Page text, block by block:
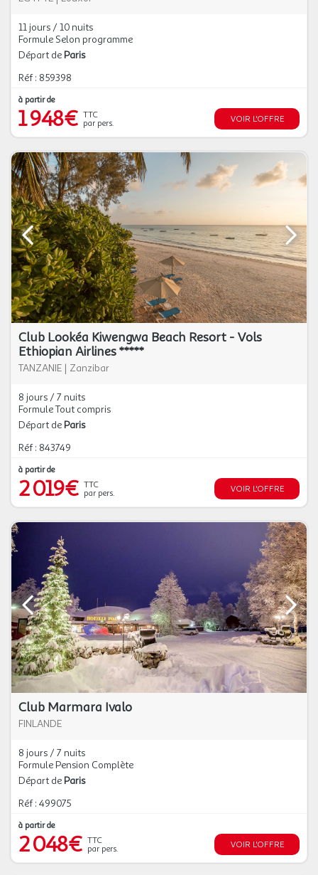
11 jours / 10 nuits
Formule Selon programme
Départ de Paris
Réf : 859398
à partir de
1 948€ TTC
par pers.
VOIR L'OFFRE
Club Lookéa Kiwengwa Beach Resort - Vols
Ethiopian Airlines *****
TANZANIE | Zanzibar
8 jours / 7 nuits
Formule Tout compris
Départ de Paris
Réf : 843749
à partir de
2 019€ TTC
par pers.
VOIR L'OFFRE
Club Marmara Ivalo
FINLANDE
8 jours / 7 nuits
Formule Pension Complète
Départ de Paris
Réf : 499075
à partir de
2 048€ TTC
par pers.
VOIR L'OFFRE